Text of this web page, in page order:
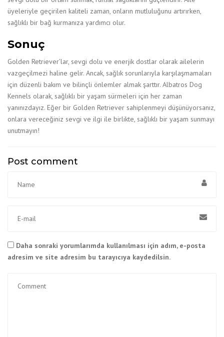
üyeleriyle geçirilen kaliteli zaman, onların mutluluğunu artırırken,
sağlıklı bir bağ kurmanıza yardımcı olur.
Sonuç
Golden Retriever’lar, sevgi dolu ve enerjik dostlar olarak ailelerin
vazgeçilmezi haline gelir. Ancak, sağlık sorunlarıyla karşılaşmamaları
için düzenli bakım ve bilinçli önlemler almak şarttır. Albatros Dog
Kennels olarak, sağlıklı bir yaşam sürmeleri için her zaman
yanınızdayız. Eğer bir Golden Retriever sahiplenmeyi düşünüyorsanız,
onlara vereceğiniz sevgi ve ilgi ile birlikte, sağlıklı bir yaşam sunmayı
unutmayın!
Post comment
Daha sonraki yorumlarımda kullanılması için adım, e-posta
adresim ve site adresim bu tarayıcıya kaydedilsin.